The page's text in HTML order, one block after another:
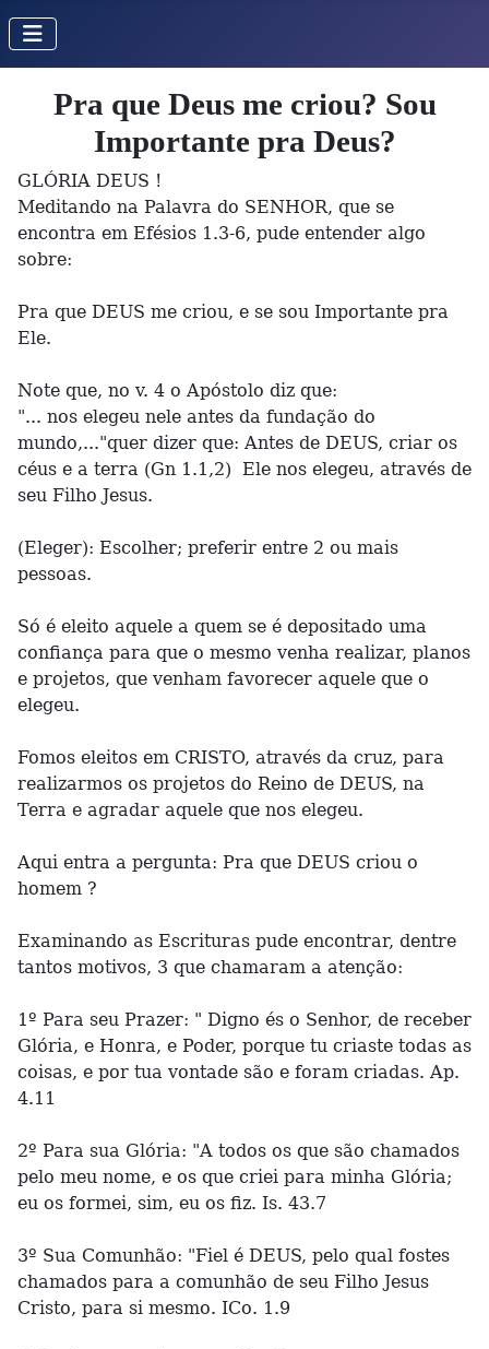
Pra que Deus me criou? Sou
Importante pra Deus?
GLÓRIA DEUS !
Meditando na Palavra do SENHOR, que se
encontra em Efésios 1.3-6, pude entender algo
sobre:
Pra que DEUS me criou, e se sou Importante pra
Ele.
Note que, no v. 4 o Apóstolo diz que:
"... nos elegeu nele antes da fundação do
mundo,..."quer dizer que: Antes de DEUS, criar os
céus e a terra (Gn 1.1,2) Ele nos elegeu, através de
seu Filho Jesus.
(Eleger): Escolher; preferir entre 2 ou mais
pessoas.
Só é eleito aquele a quem se é depositado uma
confiança para que o mesmo venha realizar, planos
e projetos, que venham favorecer aquele que o
elegeu.
Fomos eleitos em CRISTO, através da cruz, para
realizarmos os projetos do Reino de DEUS, na
Terra e agradar aquele que nos elegeu.
Aqui entra a pergunta: Pra que DEUS criou o
homem ?
Examinando as Escrituras pude encontrar, dentre
tantos motivos, 3 que chamaram a atenção:
1º Para seu Prazer: " Digno és o Senhor, de receber
Glória, e Honra, e Poder, porque tu criaste todas as
coisas, e por tua vontade são e foram criadas. Ap.
4.11
2º Para sua Glória: "A todos os que são chamados
pelo meu nome, e os que criei para minha Glória;
eu os formei, sim, eu os fiz. Is. 43.7
3º Sua Comunhão: "Fiel é DEUS, pelo qual fostes
chamados para a comunhão de seu Filho Jesus
Cristo, para si mesmo. ICo. 1.9